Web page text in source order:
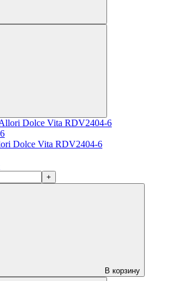
Dolce Vita RDV2404-6
+
В корзину